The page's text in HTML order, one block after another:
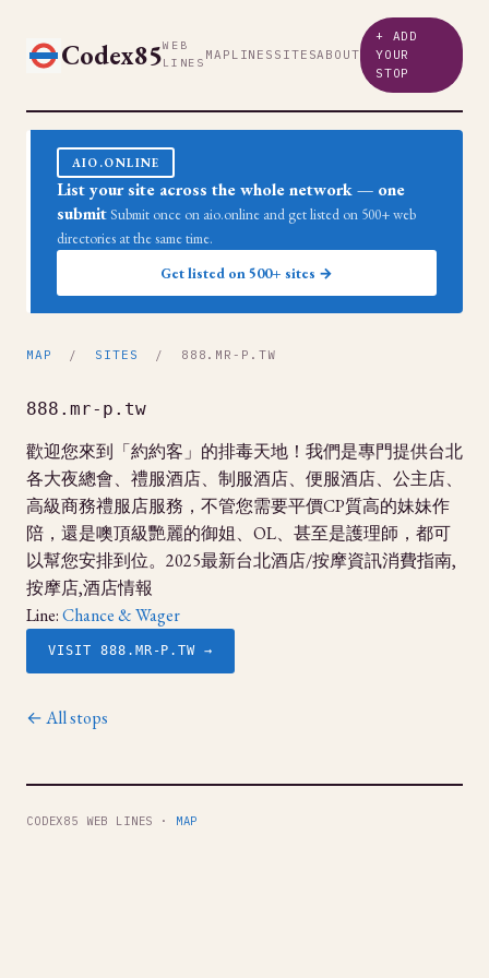
Codex85WEB
LINES MAP LINES SITESABOUT
+ ADD
YOUR
STOP
AIO.ONLINE
List your site across the whole network — one
submit Submit once on aio.online and get listed on 500+ web
directories at the same time.
Get listed on 500+ sites →
MAP / SITES / 888.MR-P.TW
888.mr-p.tw
歡迎您來到「約約客」的排毒天地！我們是專門提供台北
各大夜總會、禮服酒店、制服酒店、便服酒店、公主店、
高級商務禮服店服務，不管您需要平價CP質高的妹妹作
陪，還是噢頂級艷麗的御姐、OL、甚至是護理師，都可
以幫您安排到位。2025最新台北酒店/按摩資訊消費指南,
按摩店,酒店情報
Line:Chance & Wager
VISIT 888.MR-P.TW →
← All stops
CODEX85 WEB LINES · MAP